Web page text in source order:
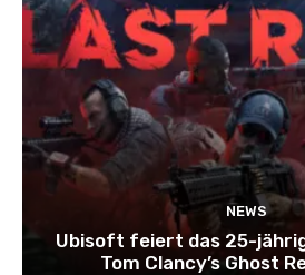
NEWS
Ubisoft feiert das 25-
Tom Clancy’s Ghost